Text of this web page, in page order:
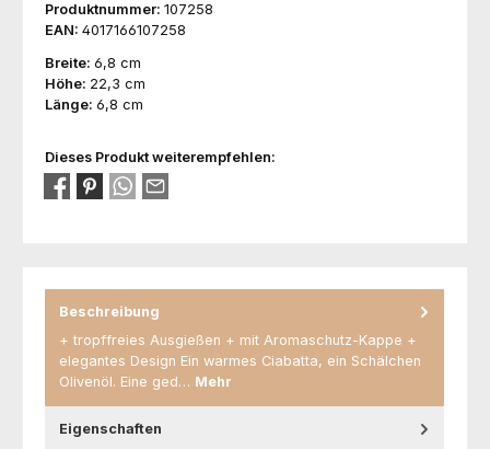
Produktnummer: 107258
EAN: 4017166107258
Breite: 6,8 cm
Höhe: 22,3 cm
Länge: 6,8 cm
Dieses Produkt weiterempfehlen:
Beschreibung
+ tropffreies Ausgießen + mit Aromaschutz-Kappe +
elegantes Design Ein warmes Ciabatta, ein Schälchen
Olivenöl. Eine ged… Mehr
Eigenschaften